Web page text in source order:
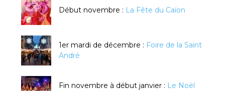
Début novembre : La Fête du Caïon
1er mardi de décembre : Foire de la Saint
André
Fin novembre à début janvier : Le Noël